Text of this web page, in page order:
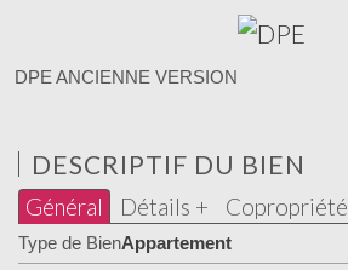
DPE ANCIENNE VERSION
DESCRIPTIF DU BIEN
Général Détails + Copropriété
Type de BienAppartement